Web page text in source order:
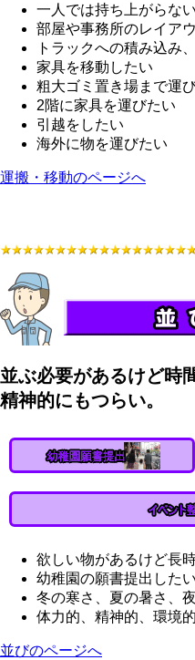
一人では持ち上がらな
部屋や事務所のレイア
トラックへの積み込み
家具を移動したい
粗大ゴミ置き場まで運
2階に家具を運びたい
引越をしたい
海外に物を運びたい
運搬・移動のページへ
並ぶ必要があるけど時
精神的にもつらい。
欲しい物があるけど長
幼稚園の願書提出した
冬の寒さ、夏の暑さ、
体力的、精神的、環境
並びのページへ